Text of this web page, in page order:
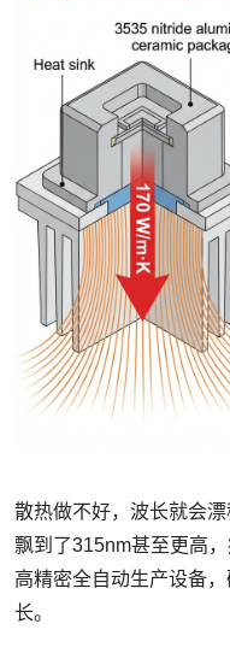
散热做不好，波长就会
飘到了315nm甚至更高
高精密全自动生产设备
长。